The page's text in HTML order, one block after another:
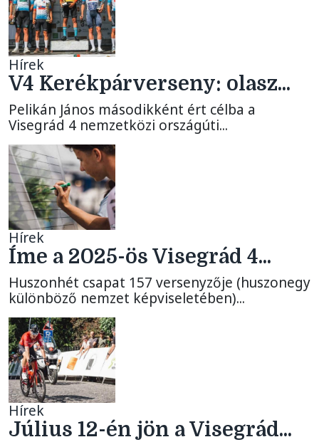
Hírek
V4 Kerékpárverseny: olasz...
Pelikán János másodikként ért célba a
Visegrád 4 nemzetközi országúti...
Hírek
Íme a 2025-ös Visegrád 4...
Huszonhét csapat 157 versenyzője (huszonegy
különböző nemzet képviseletében)...
Hírek
Július 12-én jön a Visegrád...